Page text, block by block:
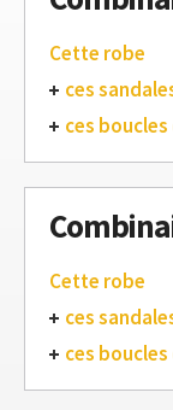
Cette robe
ces
ces
Cette robe
ces
ces